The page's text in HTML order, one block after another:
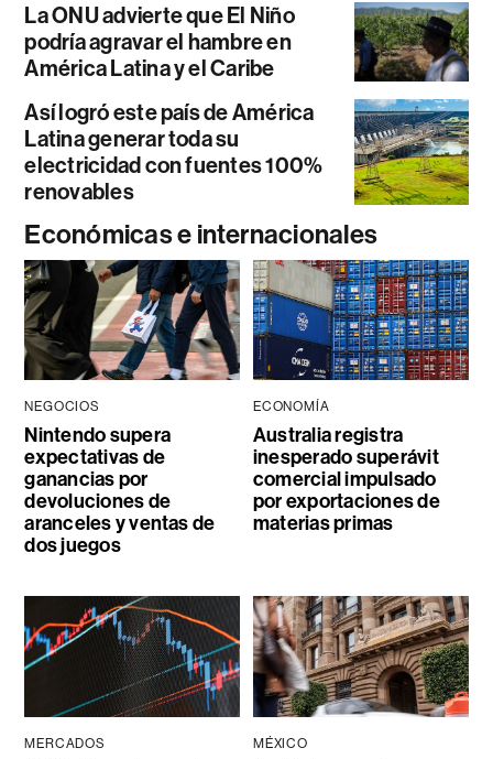
La ONU advierte que El Niño
podría agravar el hambre en
América Latina y el Caribe
Así logró este país de América
Latina generar toda su
electricidad con fuentes 100%
renovables
Económicas e internacionales
NEGOCIOS
Nintendo supera
expectativas de
ganancias por
devoluciones de
aranceles y ventas de
dos juegos
ECONOMÍA
Australia registra
inesperado superávit
comercial impulsado
por exportaciones de
materias primas
MERCADOS MÉXICO